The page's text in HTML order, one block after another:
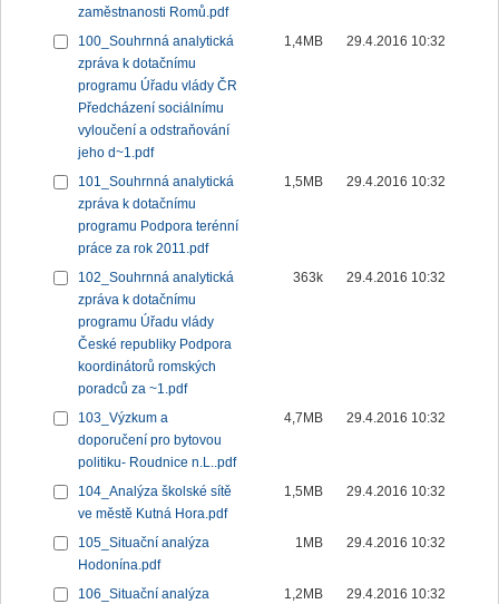
zaměstnanosti Romů.pdf
100_Souhrnná analytická
zpráva k dotačnímu
programu Úřadu vlády ČR
Předcházení sociálnímu
vyloučení a odstraňování
jeho d~1.pdf
1,4MB 29.4.2016 10:32
101_Souhrnná analytická
zpráva k dotačnímu
programu Podpora terénní
práce za rok 2011.pdf
1,5MB 29.4.2016 10:32
102_Souhrnná analytická
zpráva k dotačnímu
programu Úřadu vlády
České republiky Podpora
koordinátorů romských
poradců za ~1.pdf
363k 29.4.2016 10:32
103_Výzkum a
doporučení pro bytovou
politiku- Roudnice n.L..pdf
4,7MB 29.4.2016 10:32
104_Analýza školské sítě
ve městě Kutná Hora.pdf
1,5MB 29.4.2016 10:32
105_Situační analýza
Hodonína.pdf
1MB 29.4.2016 10:32
106_Situační analýza
1,2MB 29.4.2016 10:32